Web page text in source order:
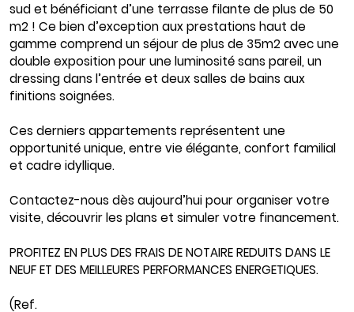
sud et bénéficiant d’une terrasse filante de plus de 50
m2 ! Ce bien d’exception aux prestations haut de
gamme comprend un séjour de plus de 35m2 avec une
double exposition pour une luminosité sans pareil, un
dressing dans l’entrée et deux salles de bains aux
finitions soignées.
Ces derniers appartements représentent une
opportunité unique, entre vie élégante, confort familial
et cadre idyllique.
Contactez-nous dès aujourd’hui pour organiser votre
visite, découvrir les plans et simuler votre financement.
PROFITEZ EN PLUS DES FRAIS DE NOTAIRE REDUITS DANS LE
NEUF ET DES MEILLEURES PERFORMANCES ENERGETIQUES.
(Ref.